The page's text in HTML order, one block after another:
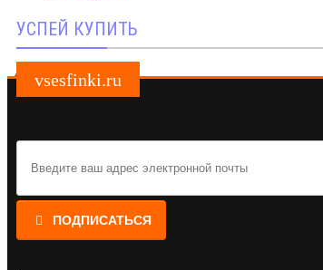
УСПЕЙ КУПИТЬ
vsesfinki.ru
ПОДПИСАТЬСЯ